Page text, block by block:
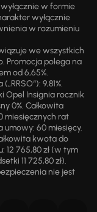
w formie
wyłącznie
w rozumieniu
we wszystkich
Promocja polega na
od 6,65%.
9,81%.
Opel Insignia rocznik
0%. Całkowita
miesięcznych rat
umowy: 60 miesięcy.
kwota do
12 765,80 zł (w tym
11 725,80 zł).
nie jest